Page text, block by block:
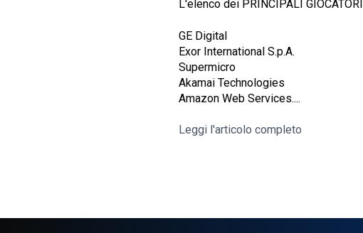
L'elenco dei PRINCIPALI
GE Digital
Exor International S.p.A.
Supermicro
Akamai Technologies
Amazon Web Services....
Leggi l'articolo completo